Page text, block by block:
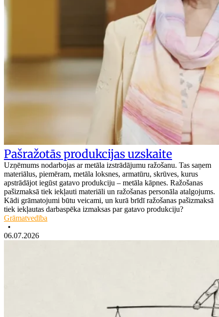
Pašražotās produkcijas uzskaite
Uzņēmums nodarbojas ar metāla izstrādājumu ražošanu. Tas saņem
materiālus, piemēram, metāla loksnes, armatūru, skrūves, kurus
apstrādājot iegūst gatavo produkciju – metāla kāpnes. Ražošanas
pašizmaksā tiek iekļauti materiāli un ražošanas personāla atalgojums.
Kādi grāmatojumi būtu veicami, un kurā brīdī ražošanas pašizmaksā
tiek iekļautas darbaspēka izmaksas par gatavo produkciju?
Grāmatvedība
•
06.07.2026